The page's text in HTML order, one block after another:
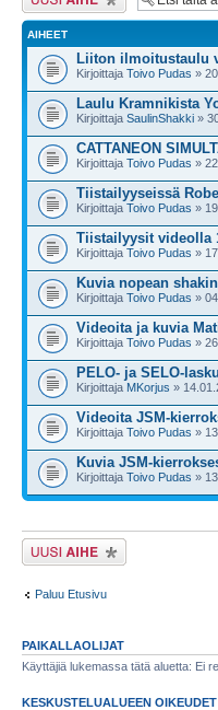
AIHEET
Liiton ilmoitustaulu
Kirjoittaja Toivo Pudas »
Laulu Kramnikista
Kirjoittaja SaulinShakki »
CATTANEON
Kirjoittaja Toivo Pudas »
Tiistailyyseissä
Kirjoittaja Toivo Pudas »
Tiistailyysit videolla
Kirjoittaja Toivo Pudas »
Kuvia nopean
Kirjoittaja Toivo Pudas »
Videoita ja kuvia
Kirjoittaja Toivo Pudas »
PELO- ja SELO-
Kirjoittaja MKorjus »
Videoita JSM-
Kirjoittaja Toivo Pudas »
Kuvia JSM-
Kirjoittaja Toivo Pudas »
Lähetä uusi viesti
Paluu Etusivu
PAIKALLAOLIJAT
Käyttäjiä lukemassa tätä aluetta: Ei
KESKUSTELUALUEEN OIKEUDET